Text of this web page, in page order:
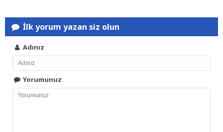
İlk yorum yazan siz olun
Adınız
Yorumunuz